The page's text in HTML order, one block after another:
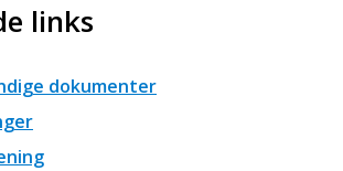
links
dokumenter